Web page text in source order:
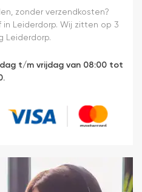
zonder verzendkosten?
Leiderdorp. Wij zitten op 3
Leiderdorp.
t/m vrijdag van 08:00 tot